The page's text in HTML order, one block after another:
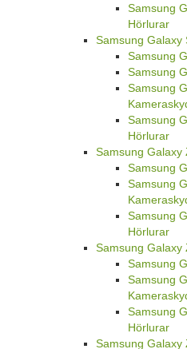
Samsung
Hörlurar
Samsung Galaxy
Samsung
Samsung
Samsung
Samsung
Hörlurar
Samsung Galaxy
Samsung
Samsung
Samsung
Hörlurar
Samsung Galaxy
Samsung
Samsung
Samsung
Hörlurar
Samsung Galaxy